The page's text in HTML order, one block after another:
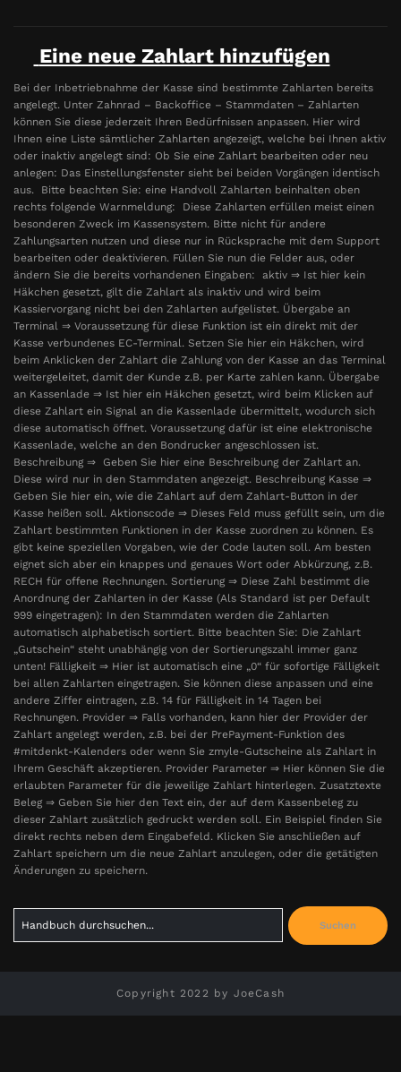
Eine neue Zahlart hinzufügen
Bei der Inbetriebnahme der Kasse sind bestimmte Zahlarten bereits
angelegt. Unter Zahnrad – Backoffice – Stammdaten – Zahlarten
können Sie diese jederzeit Ihren Bedürfnissen anpassen. Hier wird
Ihnen eine Liste sämtlicher Zahlarten angezeigt, welche bei Ihnen aktiv
oder inaktiv angelegt sind: Ob Sie eine Zahlart bearbeiten oder neu
anlegen: Das Einstellungsfenster sieht bei beiden Vorgängen identisch
aus. Bitte beachten Sie: eine Handvoll Zahlarten beinhalten oben
rechts folgende Warnmeldung: Diese Zahlarten erfüllen meist einen
besonderen Zweck im Kassensystem. Bitte nicht für andere
Zahlungsarten nutzen und diese nur in Rücksprache mit dem Support
bearbeiten oder deaktivieren. Füllen Sie nun die Felder aus, oder
ändern Sie die bereits vorhandenen Eingaben: aktiv ⇒ Ist hier kein
Häkchen gesetzt, gilt die Zahlart als inaktiv und wird beim
Kassiervorgang nicht bei den Zahlarten aufgelistet. Übergabe an
Terminal ⇒ Voraussetzung für diese Funktion ist ein direkt mit der
Kasse verbundenes EC-Terminal. Setzen Sie hier ein Häkchen, wird
beim Anklicken der Zahlart die Zahlung von der Kasse an das Terminal
weitergeleitet, damit der Kunde z.B. per Karte zahlen kann. Übergabe
an Kassenlade ⇒ Ist hier ein Häkchen gesetzt, wird beim Klicken auf
diese Zahlart ein Signal an die Kassenlade übermittelt, wodurch sich
diese automatisch öffnet. Voraussetzung dafür ist eine elektronische
Kassenlade, welche an den Bondrucker angeschlossen ist.
Beschreibung ⇒ Geben Sie hier eine Beschreibung der Zahlart an.
Diese wird nur in den Stammdaten angezeigt. Beschreibung Kasse ⇒
Geben Sie hier ein, wie die Zahlart auf dem Zahlart-Button in der
Kasse heißen soll. Aktionscode ⇒ Dieses Feld muss gefüllt sein, um die
Zahlart bestimmten Funktionen in der Kasse zuordnen zu können. Es
gibt keine speziellen Vorgaben, wie der Code lauten soll. Am besten
eignet sich aber ein knappes und genaues Wort oder Abkürzung, z.B.
RECH für offene Rechnungen. Sortierung ⇒ Diese Zahl bestimmt die
Anordnung der Zahlarten in der Kasse (Als Standard ist per Default
999 eingetragen): In den Stammdaten werden die Zahlarten
automatisch alphabetisch sortiert. Bitte beachten Sie: Die Zahlart
„Gutschein“ steht unabhängig von der Sortierungszahl immer ganz
unten! Fälligkeit ⇒ Hier ist automatisch eine „0“ für sofortige Fälligkeit
bei allen Zahlarten eingetragen. Sie können diese anpassen und eine
andere Ziffer eintragen, z.B. 14 für Fälligkeit in 14 Tagen bei
Rechnungen. Provider ⇒ Falls vorhanden, kann hier der Provider der
Zahlart angelegt werden, z.B. bei der PrePayment-Funktion des
#mitdenkt-Kalenders oder wenn Sie zmyle-Gutscheine als Zahlart in
Ihrem Geschäft akzeptieren. Provider Parameter ⇒ Hier können Sie die
erlaubten Parameter für die jeweilige Zahlart hinterlegen. Zusatztexte
Beleg ⇒ Geben Sie hier den Text ein, der auf dem Kassenbeleg zu
dieser Zahlart zusätzlich gedruckt werden soll. Ein Beispiel finden Sie
direkt rechts neben dem Eingabefeld. Klicken Sie anschließen auf
Zahlart speichern um die neue Zahlart anzulegen, oder die getätigten
Änderungen zu speichern.
for:
Suchen
Copyright 2022 by JoeCash